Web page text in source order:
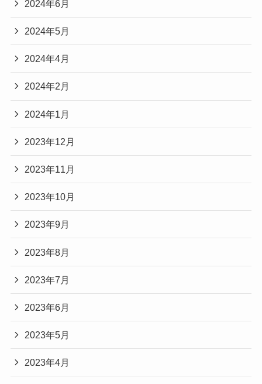
2024年6月
2024年5月
2024年4月
2024年2月
2024年1月
2023年12月
2023年11月
2023年10月
2023年9月
2023年8月
2023年7月
2023年6月
2023年5月
2023年4月